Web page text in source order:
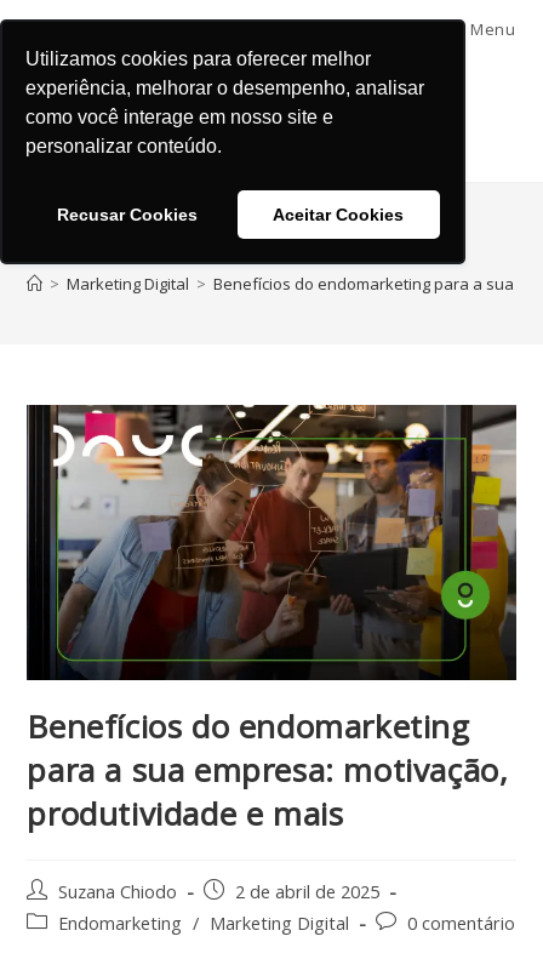
Utilizamos cookies para oferecer melhor
experiência, melhorar o desempenho, analisar
como você interage em nosso site e
personalizar conteúdo.
Recusar Cookies Aceitar Cookies
Menu
> Marketing Digital > Benefícios do endomarketing para a sua
Benefícios do endomarketing
para a sua empresa: motivação,
produtividade e mais
Suzana Chiodo
2 de abril de 2025
Endomarketing / Marketing Digital 0 comentário